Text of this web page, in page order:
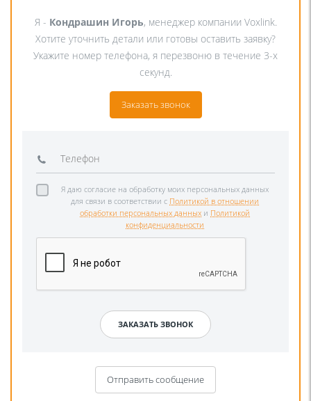
Я - Кондрашин Игорь, менеджер компании Voxlink.
Хотите уточнить детали или готовы оставить заявку?
Укажите номер телефона, я перезвоню в течение 3-х
секунд.
Заказать звонок
Я даю согласие на обработку моих персональных данных
для связи в соответствии с Политикой в отношении
обработки персональных данных и Политикой
конфиденциальности
Отправить сообщение